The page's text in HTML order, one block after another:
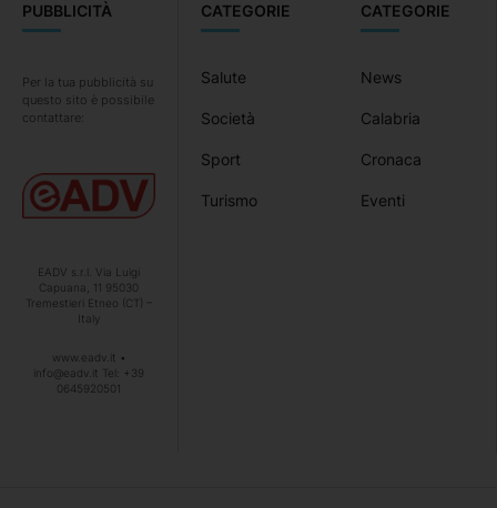
CATEGORIE
News
Calabria
Cronaca
Eventi
CATEGORIE
Salute
Società
Sport
Turismo
PUBBLICITÀ
Per la tua pubblicità su
questo sito è possibile
contattare:
EADV s.r.l. Via Luigi
Capuana, 11 95030
Tremestieri Etneo (CT) –
Italy
www.eadv.it •
info@eadv.it Tel: +39
0645920501